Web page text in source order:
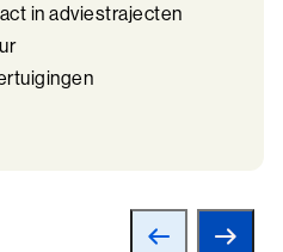
(BaakBoost)
in adviestrajecten